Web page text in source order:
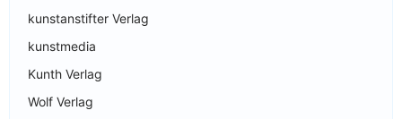
kunstanstifter Verlag
kunstmedia
Kunth Verlag
Wolf Verlag